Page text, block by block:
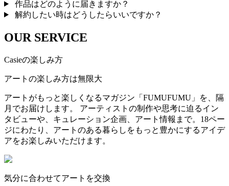
作品はどのように届きますか？
解約したい時はどうしたらいいですか？
OUR SERVICE
Casieの楽しみ方
アートの楽しみ方は無限大
アートがもっと楽しくなるマガジン「FUMUFUMU」を、隔
月でお届けします。 アーティストの制作や思考に迫るイン
タビューや、キュレーション企画、アート情報まで。18ペー
ジにわたり、アートのある暮らしをもっと豊かにするアイデ
アをお楽しみいただけます。
気分に合わせてアートを交換